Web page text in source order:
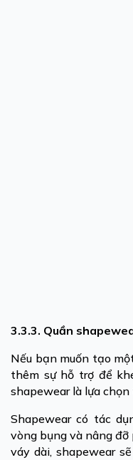
3.3.3. Quần
Nếu bạn muốn tạo
thêm sự hỗ trợ để
shapewear là lựa
Shapewear có tác
vòng bụng và nâng
váy dài, shapewear